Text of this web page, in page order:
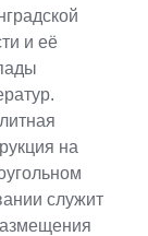
и её
на
служит